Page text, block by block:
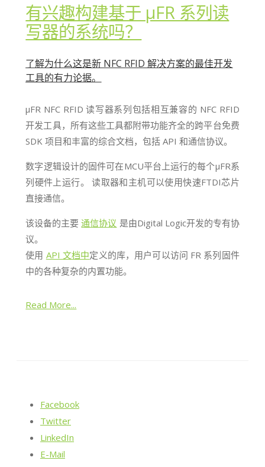
有兴趣构建基于 μFR 系列读
写器的系统吗？
了解为什么这是新 NFC RFID 解决方案的最佳开发
工具的有力论据。
μFR NFC RFID 读写器系列包括相互兼容的 NFC RFID
开发工具，所有这些工具都附带功能齐全的跨平台免费
SDK 项目和丰富的综合文档，包括 API 和通信协议。
数字逻辑设计的固件可在MCU平台上运行的每个μFR系
列硬件上运行。 读取器和主机可以使用快速FTDI芯片
直接通信。
该设备的主要通信协议 是由Digital Logic开发的专有协
议。
使用 API 文档中定义的库，用户可以访问 FR 系列固件
中的各种复杂的内置功能。
Read More...
Facebook
Twitter
LinkedIn
E-Mail